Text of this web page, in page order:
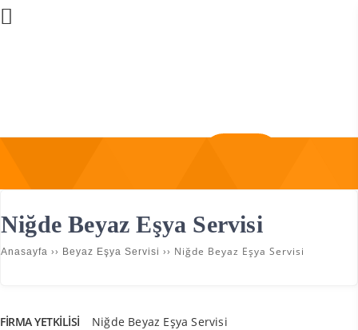
Niğde Beyaz Eşya Servisi
Anasayfa ›› Beyaz Eşya Servisi ›› Niğde Beyaz Eşya Servisi
FIRMA YETKILISI Niğde Beyaz Eşya Servisi